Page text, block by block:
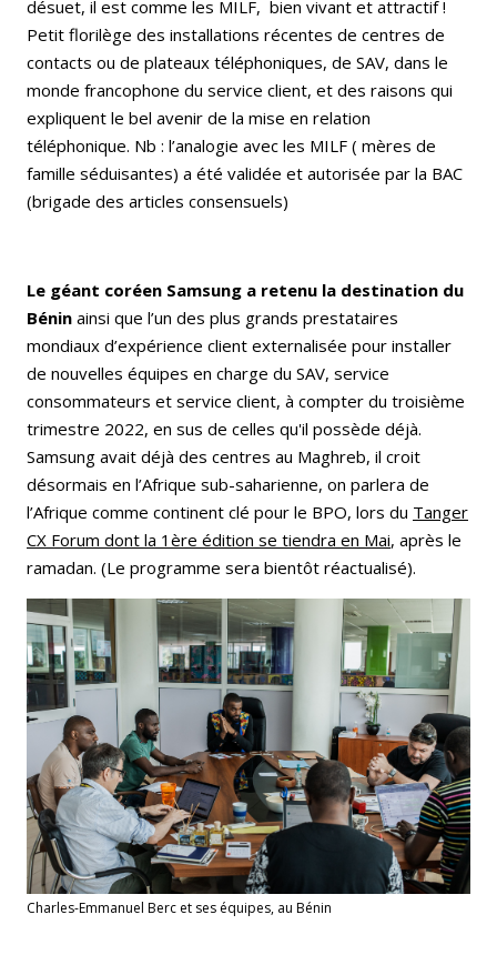
désuet, il est comme les MILF, bien vivant et attractif !
Petit florilège des installations récentes de centres de
contacts ou de plateaux téléphoniques, de SAV, dans le
monde francophone du service client, et des raisons qui
expliquent le bel avenir de la mise en relation
téléphonique. Nb : l’analogie avec les MILF ( mères de
famille séduisantes) a été validée et autorisée par la BAC
(brigade des articles consensuels)
Le géant coréen Samsung a retenu la destination du
Bénin ainsi que l’un des plus grands prestataires
mondiaux d’expérience client externalisée pour installer
de nouvelles équipes en charge du SAV, service
consommateurs et service client, à compter du troisième
trimestre 2022, en sus de celles qu'il possède déjà.
Samsung avait déjà des centres au Maghreb, il croit
désormais en l’Afrique sub-saharienne, on parlera de
l’Afrique comme continent clé pour le BPO, lors du Tanger
CX Forum dont la 1ère édition se tiendra en Mai, après le
ramadan. (Le programme sera bientôt réactualisé).
Charles-Emmanuel Berc et ses équipes, au Bénin